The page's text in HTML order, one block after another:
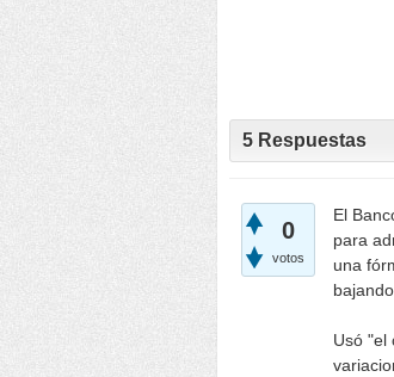
5 Respuestas
0
votos
El
para
una
Usó "el